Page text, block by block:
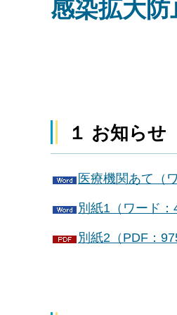
感染拡大
１ お知らせ
医療機関あて（
別紙1（ワード：
別紙2（PDF：